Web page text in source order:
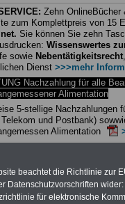
Zehn
zum Komplettpreis von 15
Sie können Sie zehn
Wissenswertes
sowie Nebentätigkeitsrecht
Dienst >>>mehr
Nachzahlung für alle
Alimentation
5-stellige Nachzahlungen
und Postbank)
Alimentation
beachtet die Richtlinie zur
Datenschutzvorschriften
für elektronische